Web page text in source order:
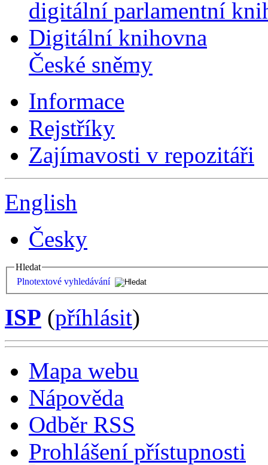
digitální parlamentní
Digitální knihovna
České sněmy
Informace
Rejstříky
Zajímavosti v repozitáři
English
Česky
Hledat
Plnotextové vyhledávání
ISP (příhlásit)
Mapa webu
Nápověda
Odběr RSS
Prohlášení přístupnosti